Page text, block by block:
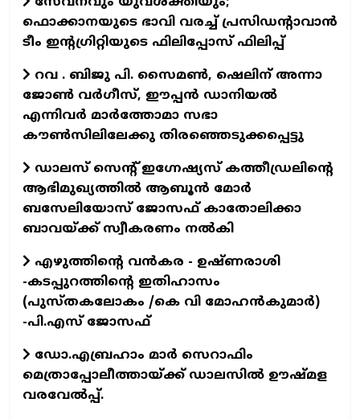
ഫൊക്കാനയുടെ ഭാവി വരച്ച് പ്രസിഡന്റാവാന്‍
ടീം ഇന്റഗ്രിറ്റിയുടെ ഫിലിപ്പോസ് ഫിലിപ്പ്‌
റവ . ബിജു പി. സൈമൺ, ഷെലിന് അന്നാ
ജോൺ വർഗീസ്, ഈപ്പൻ ഡാനിയൽ
എന്നിവർ മാർത്തോമാ സഭാ
കൗൺസിലിലേക്കു തിരഞ്ഞെടുക്കപ്പെട്ടു
ഡാലസ് സെന്റ് ഇഗ്നേഷ്യസ് കത്തീഡ്രലിന്റെ
ആഭിമുഖ്യത്തിൽ ആബൂൻ മോർ
ബസേലിയോസ് ജോസഫ് കാതോലിക്കാ
ബാവയ്ക്ക് സ്വീകരണം നൽകി
എഴുത്തിന്റെ വന്‍കര - ഉഷ്ണരാശി
-കടപ്പുറത്തിന്റെ ഇതിഹാസം
(പുസ്തകലോകം /കെ വി മോഹന്‍കുമാര്‍)
-പി.എസ് ജോസഫ്‌
ഡോ.എബ്രഹാം മാര്‍ സെറാഫിം
മെത്രാപ്പോലീത്തായ്ക്ക് ഡാലസില്‍ ഊഷ്മള
വരവേല്‍പ്പ്.